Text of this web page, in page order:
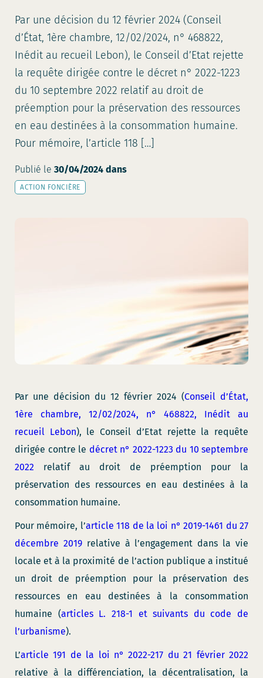
Par une décision du 12 février 2024 (Conseil
d’État, 1ère chambre, 12/02/2024, n° 468822,
Inédit au recueil Lebon), le Conseil d’Etat rejette
la requête dirigée contre le décret n° 2022-1223
du 10 septembre 2022 relatif au droit de
préemption pour la préservation des ressources
en eau destinées à la consommation humaine.
Pour mémoire, l’article 118 […]
Publié le 30/04/2024 dans
ACTION FONCIÈRE
Par une décision du 12 février 2024 (Conseil d’État,
1ère chambre, 12/02/2024, n° 468822, Inédit au
recueil Lebon), le Conseil d’Etat rejette la requête
dirigée contre le décret n° 2022-1223 du 10 septembre
2022 relatif au droit de préemption pour la
préservation des ressources en eau destinées à la
consommation humaine.
Pour mémoire, l’article 118 de la loi n° 2019-1461 du 27
décembre 2019relative à l’engagement dans la vie
locale et à la proximité de l’action publique a institué
un droit de préemption pour la préservation des
ressources en eau destinées à la consommation
humaine (articles L. 218-1 et suivants du code de
l’urbanisme).
L’article 191 de la loi n° 2022-217 du 21 février 2022
relative à la différenciation, la décentralisation, la